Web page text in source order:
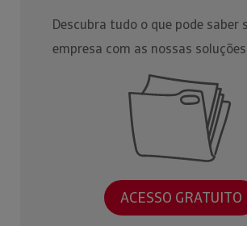
Descubra tudo o que pode saber
empresa com as nossas soluções
ACESSO GRATUITO